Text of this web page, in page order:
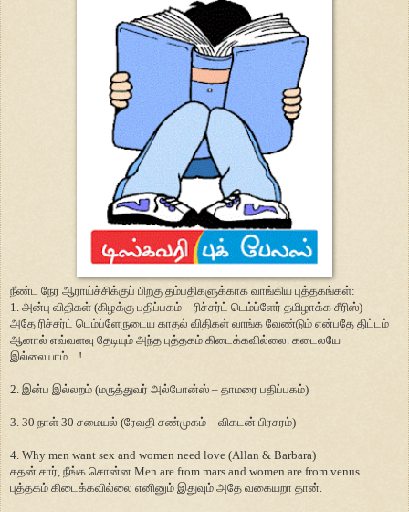
நீண்ட நேர ஆராய்ச்சிக்குப் பிறகு தம்பதிகளுக்காக வாங்கிய புத்தகங்கள்:
1. அன்பு விதிகள் (கிழக்கு பதிப்பகம் – ரிச்சர்ட் டெம்ப்ளேர் தமிழாக்க சீரிஸ்)
அதே ரிச்சர்ட் டெம்ப்ளேருடைய காதல் விதிகள் வாங்க வேண்டும் என்பதே திட்டம்
ஆனால் எவ்வளவு தேடியும் அந்த புத்தகம் கிடைக்கவில்லை. கடைலயே
இல்லையாம்....!
2. இன்ப இல்லறம் (மருத்துவர் அல்போன்ஸ் – தாமரை பதிப்பகம்)
3. 30 நாள் 30 சமையல் (ரேவதி சண்முகம் – விகடன் பிரசுரம்)
4. Why men want sex and women need love (Allan & Barbara)
சுதன் சார், நீங்க சொன்ன Men are from mars and women are from venus
புத்தகம் கிடைக்கவில்லை எனினும் இதுவும் அதே வகையறா தான்.